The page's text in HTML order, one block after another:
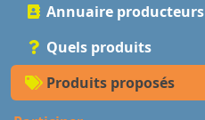
Annuaire producteurs
Quels produits
Produits proposés